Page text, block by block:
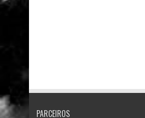
PARCEIROS